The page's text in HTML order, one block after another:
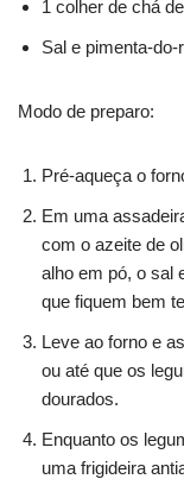
1 colher de chá
Sal e pimenta-do-
Modo de preparo:
Pré-aqueça o
Em uma
com o azeite de
alho em pó, o sal
que fiquem bem
Leve ao forno e
ou até que os
dourados.
Enquanto os
uma frigideira